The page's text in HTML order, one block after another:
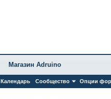
Календарь Сообщество Опции
Магазин Adruino